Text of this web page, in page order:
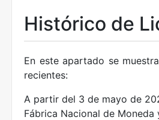
Mostrar/Ocultar
Mostrar/Ocultar
Histórico de
En este apartado se
recientes:
A partir del 3 de mayo de
Fábrica Nacional de